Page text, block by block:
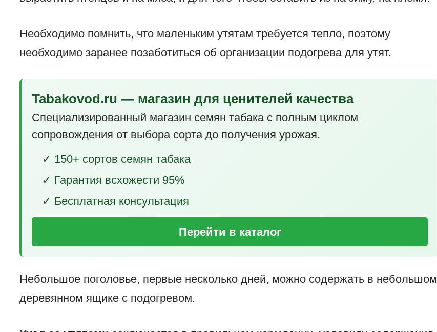
Необходимо помнить, что маленьким утятам требуется тепло, поэтому
необходимо заранее позаботиться об организации подогрева для утят.
Tabakovod.ru — магазин для ценителей качества
Специализированный магазин семян табака с полным циклом
сопровождения от выбора сорта до получения урожая.
✓ 150+ сортов семян табака
✓ Гарантия всхожести 95%
✓ Бесплатная консультация
Перейти в каталог
Небольшое поголовье, первые несколько дней, можно содержать в небольшом
деревянном ящике с подогревом.